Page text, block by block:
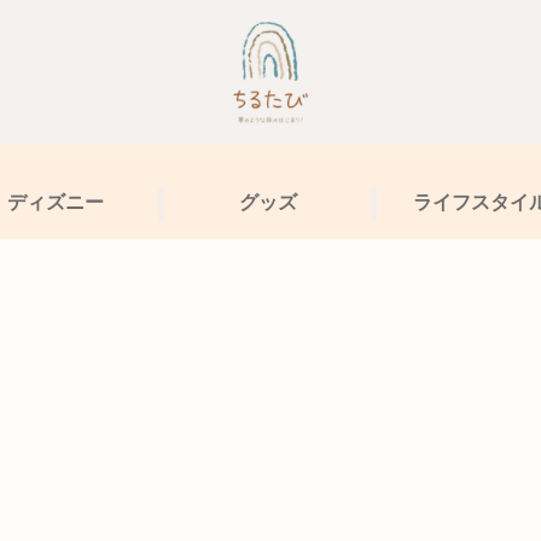
ディズニー グッズ ライフスタイ